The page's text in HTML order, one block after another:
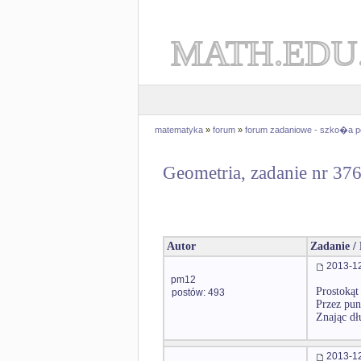
matematyka » forum » forum zadaniowe - szko�a
Geometria, zadanie nr
Autor Zadanie /
pm12
postów: 493
2013-
Przez
Znając
2013-